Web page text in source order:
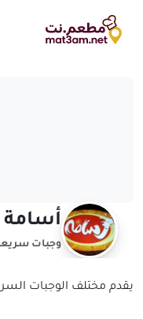
أسامة
وجبات
يقدم مختلف الوجبات